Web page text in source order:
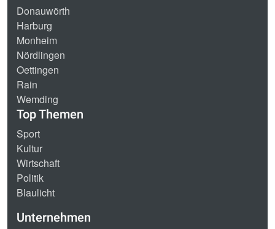
Donauwörth
Harburg
Monheim
Nördlingen
Oettingen
Rain
Wemding
Top Themen
Sport
Kultur
Wirtschaft
Politik
Blaulicht
Unternehmen